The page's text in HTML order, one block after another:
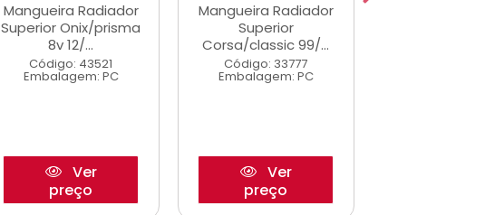
Mangueira Radiador
Superior Onix/prisma
8v 12/...
Código: 43521
Embalagem: PC
Ver
preço
Mangueira Radiador
Superior
Corsa/classic 99/...
Código: 33777
Embalagem: PC
Ver
preço